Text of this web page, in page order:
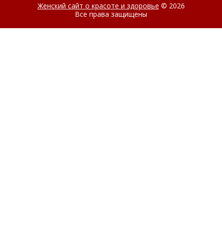
Женский сайт о красоте и здоровье © 2026
Все права защищены